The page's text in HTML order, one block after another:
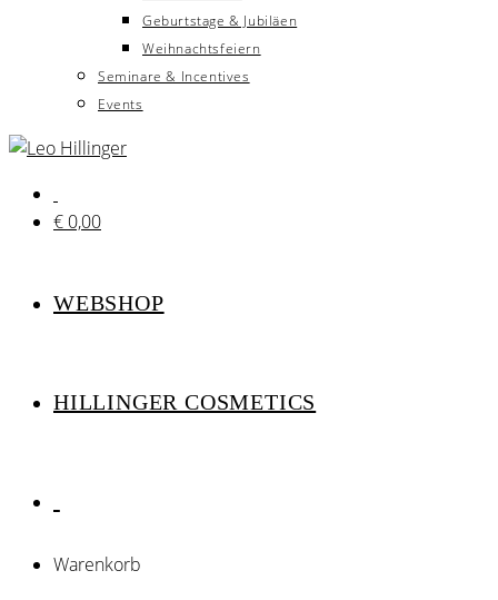
Geburtstage & Jubiläen
Weihnachtsfeiern
Seminare & Incentives
Events
€ 0,00
WEBSHOP
HILLINGER COSMETICS
Warenkorb